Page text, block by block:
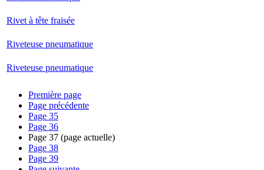
Rivet à tête fraisée
Riveteuse pneumatique
Riveteuse pneumatique
Première page
Page précédente
Page 35
Page 36
Page 37 (page actuelle)
Page 38
Page 39